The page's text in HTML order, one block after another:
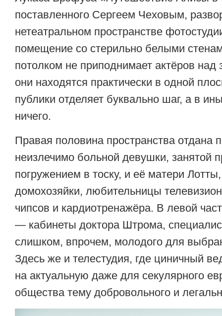
поставленного Сергеем Чеховым,
нетеатральном пространстве
помещение со стерильно белыми
потолком не приподнимает актёров
они находятся практически в одной
публики отделяет буквально шаг, а в
ничего.
Правая половина пространства отдана
неизлечимо больной девушки, занятой
погружением в тоску, и её матери
домохозяйки, любительницы
чипсов и кардиотренажёра. В левой
— кабинеты доктора Штрома,
слишком, впрочем, молодого для
Здесь же и телестудия, где циничный
на актуальную даже для секулярного
общества тему добровольного и